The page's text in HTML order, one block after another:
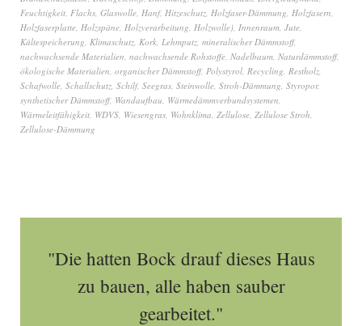
Feuchtigkeit, Flachs, Glaswolle, Hanf, Hitzeschutz, Holzfaser-Dämmung, Holzfasern,
Holzfaserplatte, Holzspäne, Holzverarbeitung, Holzwolle), Innenraum, Jute,
Kältespeicherung, Klimaschutz, Kork, Lehmputz, mineralischer Dämmstoff,
nachwachsende Materialien, nachwachsende Rohstoffe, Nadelbaum, Naturdämmstoff,
ökologische Materialien, organischer Dämmstoff, Polystyrol, Recycling, Restholz,
Schafwolle, Schallschutz, Schilf, Seegras, Steinwolle, Stroh-Dämmung, Styropor,
synthetischer Dämmstoff, Wandaufbau, Wärmedämmverbundsystemen,
Wärmeleitfähigkeit, WDVS, Wiesengras, Wohnklima, Zellulose, Zellulose Stroh,
Zellulose-Dämmung
"Die hatten Bock drauf dieses Haus
zu bauen, alle haben sauber
gearbeitet."